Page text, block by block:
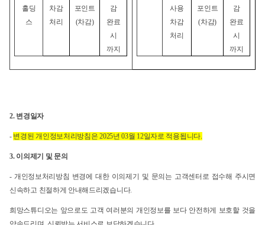
홀딩
스
차감
처리
포인트
(차감)
감
완료
시
까지
사용
차감
처리
포인트
(차감)
감
완료
시
까지
2. 변경일자
- 변경된 개인정보처리방침은 2025년 03월 12일자로 적용됩니다.
3. 이의제기 및 문의
- 개인정보처리방침 변경에 대한 이의제기 및 문의는 고객센터로 접수해 주시면
신속하고 친절하게 안내해드리겠습니다.
희망스튜디오는 앞으로도 고객 여러분의 개인정보를 보다 안전하게 보호할 것을